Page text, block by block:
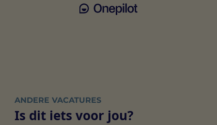
ANDERE VACATURES
Is dit iets voor jou?